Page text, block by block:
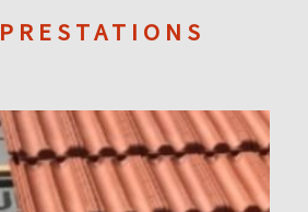
PRESTATIONS